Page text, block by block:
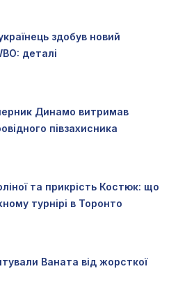
здобув новий
деталі
Динамо витримав
півзахисника
та прикрість Костюк: що
турнірі в Торонто
Ваната від жорсткої